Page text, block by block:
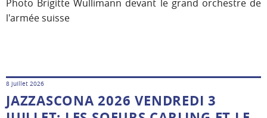
Photo Brigitte Wullimann devant le grand orchestre de
l'armée suisse
8 juillet 2026
JAZZASCONA 2026 VENDREDI 3